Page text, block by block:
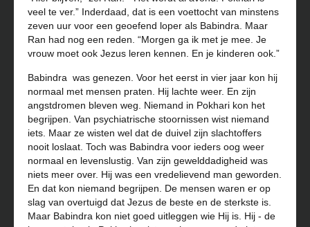
veel te ver.” Inderdaad, dat is een voettocht van minstens
zeven uur voor een geoefend loper als Babindra. Maar
Ran had nog een reden. “Morgen ga ik met je mee. Je
vrouw moet ook Jezus leren kennen. En je kinderen ook.”
Babindra was genezen. Voor het eerst in vier jaar kon hij
normaal met mensen praten. Hij lachte weer. En zijn
angstdromen bleven weg. Niemand in Pokhari kon het
begrijpen. Van psychiatrische stoornissen wist niemand
iets. Maar ze wisten wel dat de duivel zijn slachtoffers
nooit loslaat. Toch was Babindra voor ieders oog weer
normaal en levenslustig. Van zijn gewelddadigheid was
niets meer over. Hij was een vredelievend man geworden.
En dat kon niemand begrijpen. De mensen waren er op
slag van overtuigd dat Jezus de beste en de sterkste is.
Maar Babindra kon niet goed uitleggen wie Hij is. Hij - de